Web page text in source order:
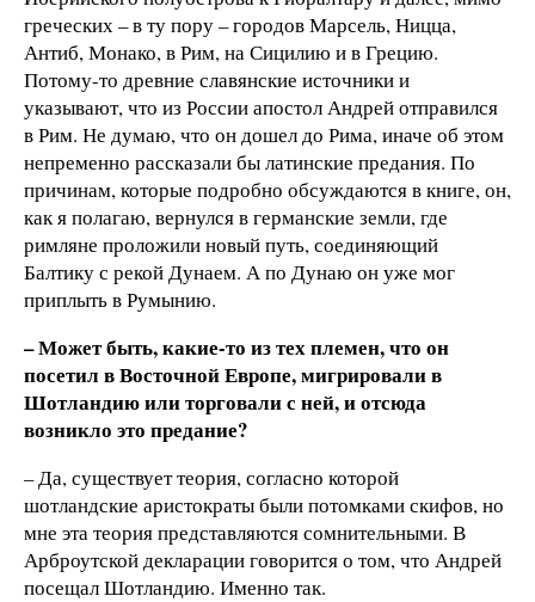
греческих – в ту пору – городов Марсель, Ницца,
Антиб, Монако, в Рим, на Сицилию и в Грецию.
Потому-то древние славянские источники и
указывают, что из России апостол Андрей отправился
в Рим. Не думаю, что он дошел до Рима, иначе об этом
непременно рассказали бы латинские предания. По
причинам, которые подробно обсуждаются в книге, он,
как я полагаю, вернулся в германские земли, где
римляне проложили новый путь, соединяющий
Балтику с рекой Дунаем. А по Дунаю он уже мог
приплыть в Румынию.
– Может быть, какие-то из тех племен, что он
посетил в Восточной Европе, мигрировали в
Шотландию или торговали с ней, и отсюда
возникло это предание?
– Да, существует теория, согласно которой
шотландские аристократы были потомками скифов, но
мне эта теория представляются сомнительными. В
Арброутской декларации говорится о том, что Андрей
посещал Шотландию. Именно так.